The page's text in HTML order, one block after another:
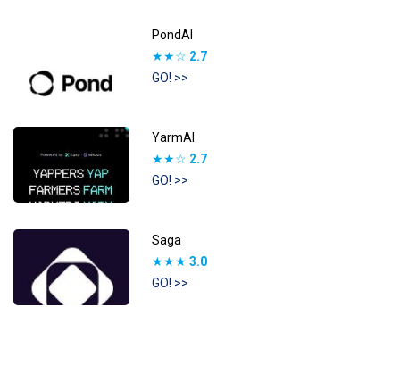
PondAI
★★☆ 2.7
GO! >>
YarmAI
★★☆ 2.7
GO! >>
Saga
★★★ 3.0
GO! >>